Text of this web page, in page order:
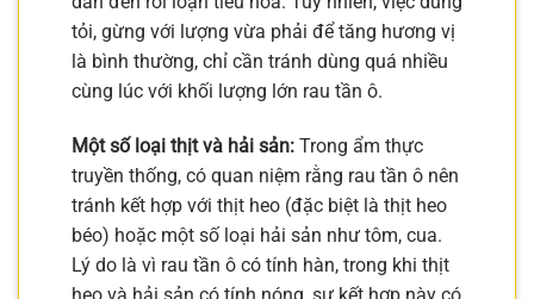
tỏi, gừng với lượng vừa phải để tăng hương vị
là bình thường, chỉ cần tránh dùng quá nhiều
cùng lúc với khối lượng lớn rau tần ô.
Một số loại thịt và hải sản: Trong ẩm thực
truyền thống, có quan niệm rằng rau tần ô nên
tránh kết hợp với thịt heo (đặc biệt là thịt heo
béo) hoặc một số loại hải sản như tôm, cua.
Lý do là vì rau tần ô có tính hàn, trong khi thịt